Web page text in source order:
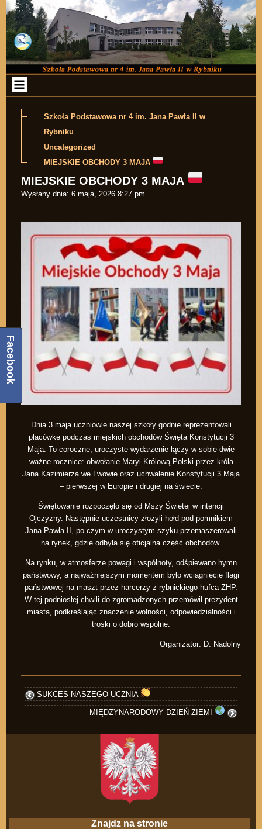
Przejdź do zawartości
Szkoła Podstawowa nr 4 im. Jana Pawła II w
Rybniku
Uncategorized
MIEJSKIE OBCHODY 3 MAJA
MIEJSKIE OBCHODY 3 MAJA
Wysłany dnia: 6 maja, 2026 8:27 pm
Dnia 3 maja uczniowie naszej szkoły godnie reprezentowali
placówkę podczas miejskich obchodów Święta Konstytucji 3
Maja. To coroczne, uroczyste wydarzenie łączy w sobie dwie
ważne rocznice: obwołanie Maryi Królową Polski przez króla
Jana Kazimierza we Lwowie oraz uchwalenie Konstytucji 3 Maja
– pierwszej w Europie i drugiej na świecie.
Świętowanie rozpoczęło się od Mszy Świętej w intencji
Ojczyzny. Następnie uczestnicy złożyli hołd pod pomnikiem
Jana Pawła II, po czym w uroczystym szyku przemaszerowali
na rynek, gdzie odbyła się oficjalna część obchodów.
Na rynku, w atmosferze powagi i wspólnoty, odśpiewano hymn
państwowy, a najważniejszym momentem było wciągnięcie flagi
państwowej na maszt przez harcerzy z rybnickiego hufca ZHP.
W tej podniosłej chwili do zgromadzonych przemówił prezydent
miasta, podkreślając znaczenie wolności, odpowiedzialności i
troski o dobro wspólne.
Organizator: D. Nadolny
SUKCES NASZEGO UCZNIA
MIĘDZYNARODOWY DZIEŃ ZIEMI
Znajdz na stronie
Facebook